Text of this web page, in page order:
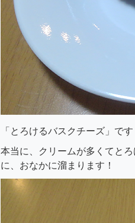
「とろけるバスクチーズ」です
本当に、クリームが多くてと
に、おなかに溜まります！